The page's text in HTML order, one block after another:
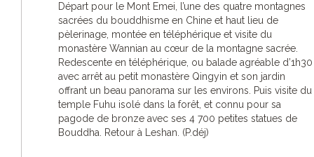
Départ pour le Mont Emei, l’une des quatre montagnes
sacrées du bouddhisme en Chine et haut lieu de
pèlerinage, montée en téléphérique et visite du
monastère Wannian au cœur de la montagne sacrée.
Redescente en téléphérique, ou balade agréable d’1h30
avec arrêt au petit monastère Qingyin et son jardin
offrant un beau panorama sur les environs. Puis visite du
temple Fuhu isolé dans la forêt, et connu pour sa
pagode de bronze avec ses 4 700 petites statues de
Bouddha. Retour à Leshan. (P.déj)